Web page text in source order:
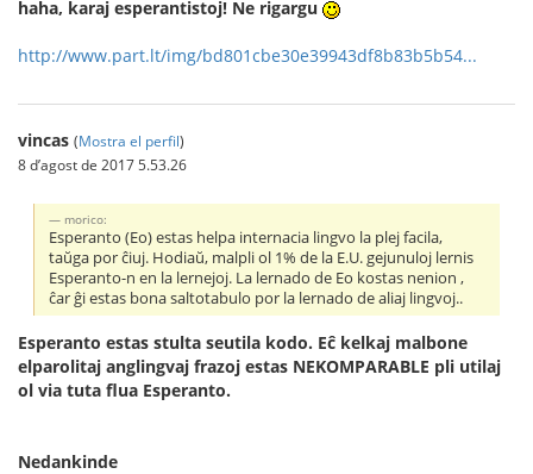
haha, karaj esperantistoj! Ne rigargu
http://www.part.lt/img/bd801cbe30e39943df8b83b5b54...
vincas (Mostra el perfil)
8 d’agost de 2017 5.53.26
morico:
Esperanto (Eo) estas helpa internacia lingvo la plej facila,
taŭga por ĉiuj. Hodiaŭ, malpli ol 1% de la E.U. gejunuloj lernis
Esperanto-n en la lernejoj. La lernado de Eo kostas nenion ,
ĉar ĝi estas bona saltotabulo por la lernado de aliaj lingvoj..
Esperanto estas stulta seutila kodo. Eĉ kelkaj malbone
elparolitaj anglingvaj frazoj estas NEKOMPARABLE pli utilaj
ol via tuta flua Esperanto.
Nedankinde